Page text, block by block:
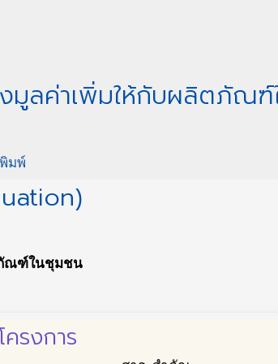
มูลค่าเพิ่มให้กับผลิตภัณฑ์
พิมพ์
ภัณฑ์ในชุมชน
รงการ